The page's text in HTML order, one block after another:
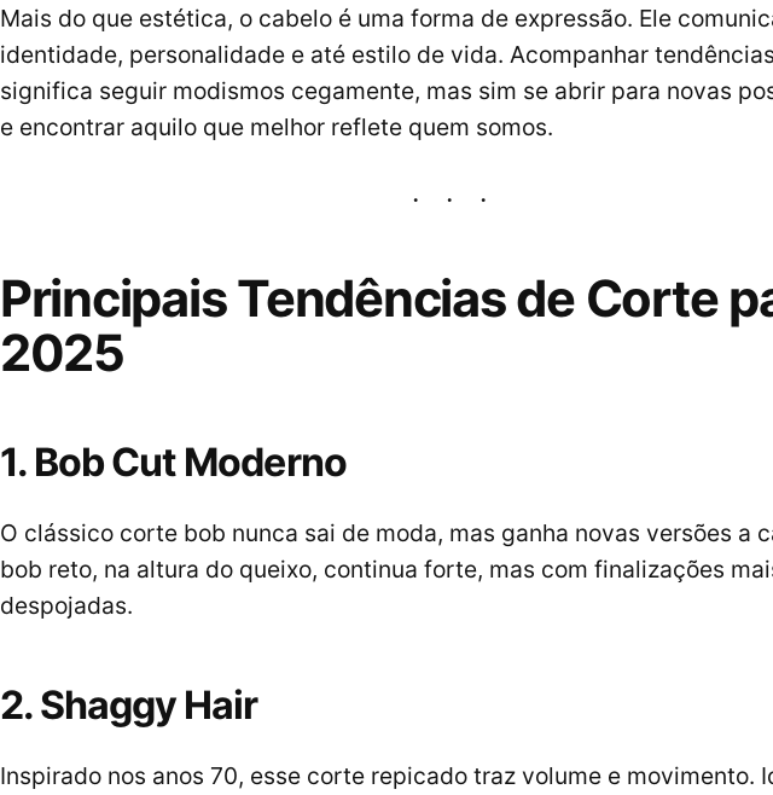
Mais do que estética, o cabelo é uma forma de expressão. Ele
identidade, personalidade e até estilo de vida. Acompanhar
significa seguir modismos cegamente, mas sim se abrir para novas
e encontrar aquilo que melhor reflete quem somos.
Principais Tendências de Corte
2025
1. Bob Cut Moderno
O clássico corte bob nunca sai de moda, mas ganha novas versões a
bob reto, na altura do queixo, continua forte, mas com finalizações
despojadas.
2. Shaggy Hair
Inspirado nos anos 70, esse corte repicado traz volume e movimento.